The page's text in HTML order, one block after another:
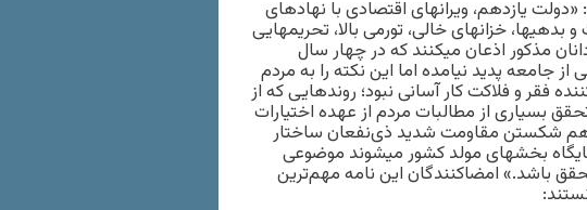
۹۲ نوشته شده است: «دولت یازدهم، ویرانه‏ای اقتصادی با نهادهای
خزانه‏ای خالی، تورمی بالا، تحریم‏هایی
مذکور اذعان می‏کنند که در چهار سال
پدید نیامده اما این نکته را به مردم
فقر و فلاکت کار آسانی نبود؛ روندهایی که از
بسیاری از مطالبات مردم از عهده اختیارات
شکستن مقاومت شدید ذی‌نفعان ساختار
بخش‏های مولد کشور می‏شوند موضوعی
باشد.» امضاکنندگان این نامه مهم‌ترین